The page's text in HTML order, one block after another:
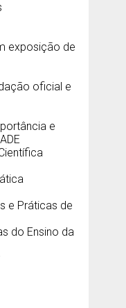
exposição de
oficial e
e
e Práticas de
do Ensino da